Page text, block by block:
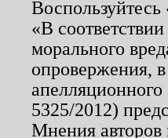
«В
морального
опровержения,
5325/2012)
Мнения авторов